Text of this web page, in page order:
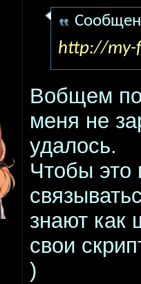
http://my-
Вобщем
меня не
удалось.
Чтобы это
знают как
свои
)